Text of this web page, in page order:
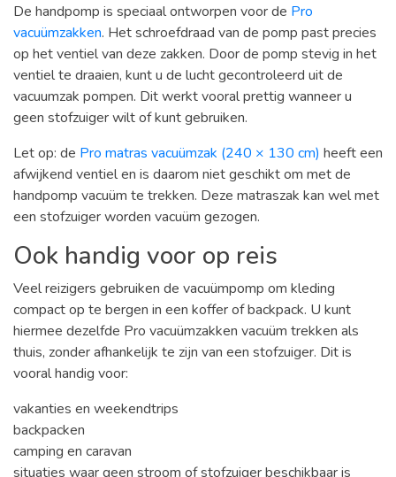
De handpomp is speciaal ontworpen voor de Pro
vacuümzakken. Het schroefdraad van de pomp past precies
op het ventiel van deze zakken. Door de pomp stevig in het
ventiel te draaien, kunt u de lucht gecontroleerd uit de
vacuumzak pompen. Dit werkt vooral prettig wanneer u
geen stofzuiger wilt of kunt gebruiken.
Let op: de Pro matras vacuümzak (240 × 130 cm) heeft een
afwijkend ventiel en is daarom niet geschikt om met de
handpomp vacuüm te trekken. Deze matraszak kan wel met
een stofzuiger worden vacuüm gezogen.
Ook handig voor op reis
Veel reizigers gebruiken de vacuümpomp om kleding
compact op te bergen in een koffer of backpack. U kunt
hiermee dezelfde Pro vacuümzakken vacuüm trekken als
thuis, zonder afhankelijk te zijn van een stofzuiger. Dit is
vooral handig voor:
vakanties en weekendtrips
backpacken
camping en caravan
situaties waar geen stroom of stofzuiger beschikbaar is